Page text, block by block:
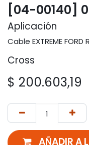
[04-00140]
Aplicación
Cable EXTREME FORD
Cross
$ 200.603,19
AÑADIR A